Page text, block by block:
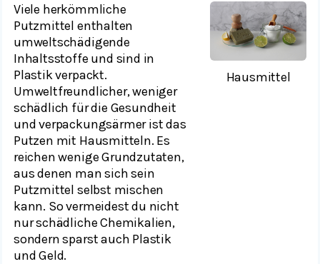
Viele herkömmliche
Putzmittel enthalten
umweltschädigende
Inhaltsstoffe und sind in
Plastik verpackt.
Umweltfreundlicher, weniger
schädlich für die Gesundheit
und verpackungsärmer ist das
Putzen mit Hausmitteln. Es
reichen wenige Grundzutaten,
aus denen man sich sein
Putzmittel selbst mischen
kann. So vermeidest du nicht
nur schädliche Chemikalien,
sondern sparst auch Plastik
und Geld.
Hausmittel